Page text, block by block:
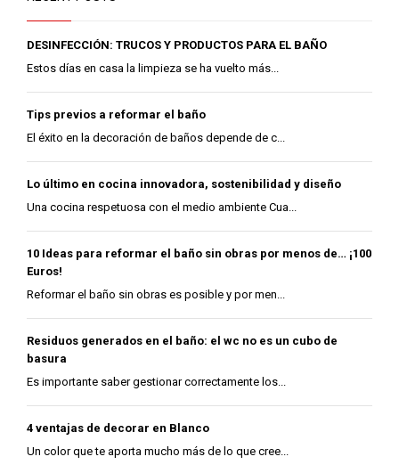
DESINFECCIÓN: TRUCOS Y PRODUCTOS PARA EL BAÑO
Estos días en casa la limpieza se ha vuelto más...
Tips previos a reformar el baño
El éxito en la decoración de baños depende de c...
Lo último en cocina innovadora, sostenibilidad y diseño
Una cocina respetuosa con el medio ambiente Cua...
10 Ideas para reformar el baño sin obras por menos de… ¡100
Euros!
Reformar el baño sin obras es posible y por men...
Residuos generados en el baño: el wc no es un cubo de
basura
Es importante saber gestionar correctamente los...
4 ventajas de decorar en Blanco
Un color que te aporta mucho más de lo que cree...